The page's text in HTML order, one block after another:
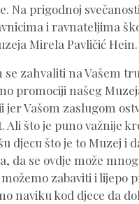
Na prigodnoj svečanosti
i ravnateljima
Mirela Pavličić Hein.
se zahvaliti na Vašem
promociji našeg
jer Vašom zaslugom
Ali što je puno važnije
djecu što je to Muzej i
da se ovdje može
zabaviti i lijepo
naviku kod djece da